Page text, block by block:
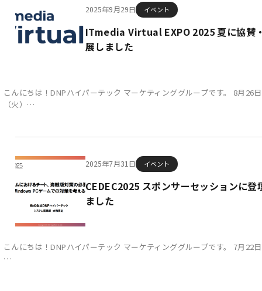
ITmedia Virtual EXPO 2025 夏に協賛
展しました
こんにちは！DNPハイパーテック マーケティンググループです。 8月26日
（火）…
2025年9月29日 イベント
CEDEC2025 スポンサーセッションに登
ました
こんにちは！DNPハイパーテック マーケティンググループです。 7月22
…
2025年7月31日 イベント